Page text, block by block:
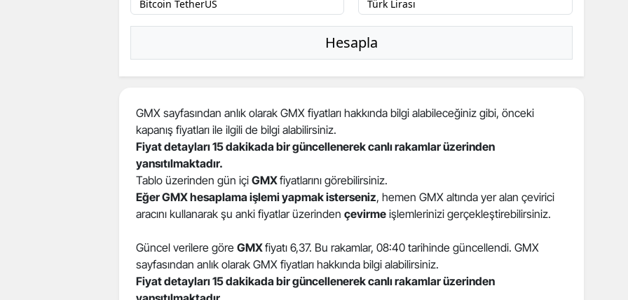
Hesapla
GMX sayfasından anlık olarak GMX fiyatları hakkında bilgi alabileceğiniz gibi, önceki
kapanış fiyatları ile ilgili de bilgi alabilirsiniz.
Fiyat detayları 15 dakikada bir güncellenerek canlı rakamlar üzerinden
yansıtılmaktadır.
Tablo üzerinden gün içi GMXfiyatlarını görebilirsiniz.
Eğer GMX hesaplama işlemi yapmak isterseniz, hemen GMX altında yer alan çevirici
aracını kullanarak şu anki fiyatlar üzerinden çevirme işlemlerinizi gerçekleştirebilirsiniz.
Güncel verilere göre GMXfiyatı 6,37. Bu rakamlar, 08:40 tarihinde güncellendi. GMX
sayfasından anlık olarak GMX fiyatları hakkında bilgi alabilirsiniz.
Fiyat detayları 15 dakikada bir güncellenerek canlı rakamlar üzerinden